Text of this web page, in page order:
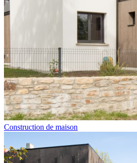
Construction de maison